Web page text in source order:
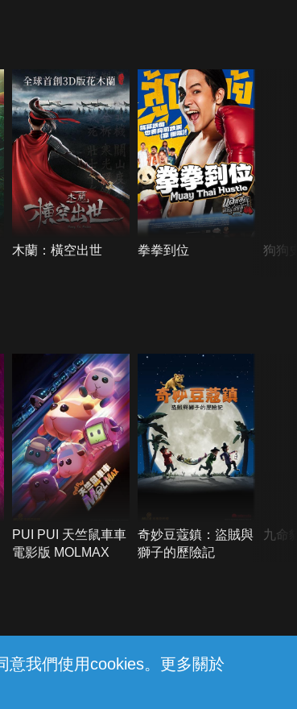
意我們使用cookies。更多關於
木蘭：橫空出世 拳拳到位 狗狗
PUI PUI 天竺鼠車車
電影版 MOLMAX
奇妙豆蔻鎮：盜賊與
獅子的歷險記
九命